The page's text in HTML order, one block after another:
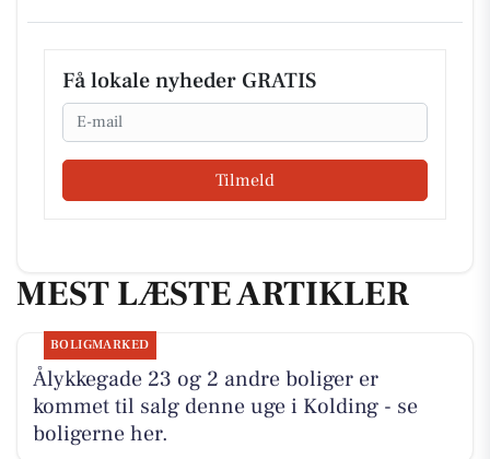
Få lokale nyheder GRATIS
Email
Tilmeld
MEST LÆSTE ARTIKLER
BOLIGMARKED
Ålykkegade 23 og 2 andre boliger er
kommet til salg denne uge i Kolding - se
boligerne her.